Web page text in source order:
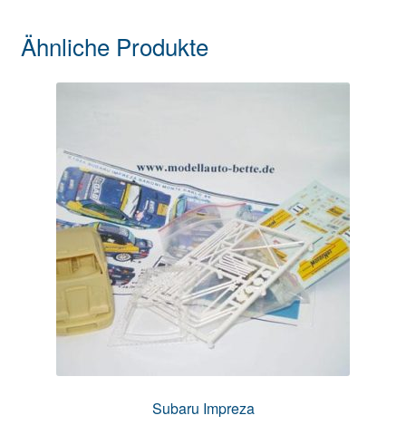
Ähnliche Produkte
Subaru Impreza